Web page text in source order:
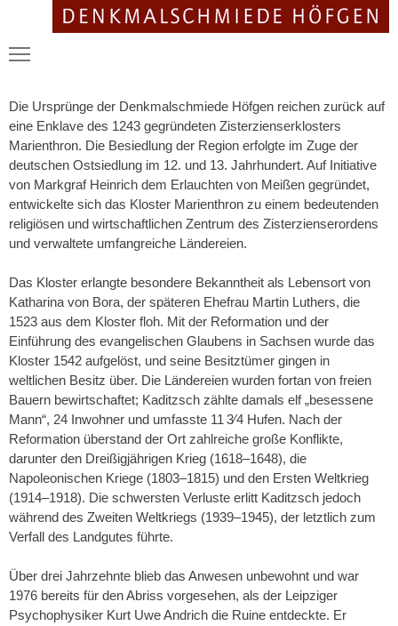
Salve – Schön, dass Sie hier sind...
Event & Bankett
Klausur & Retreat
Kunst & Medienproduktion
Termine | Veranstaltungen
Die Ursprünge der Denkmalschmiede Höfgen reichen zurück auf
eine Enklave des 1243 gegründeten Zisterzienserklosters
Marienthron. Die Besiedlung der Region erfolgte im Zuge der
deutschen Ostsiedlung im 12. und 13. Jahrhundert. Auf Initiative
von Markgraf Heinrich dem Erlauchten von Meißen gegründet,
entwickelte sich das Kloster Marienthron zu einem bedeutenden
religiösen und wirtschaftlichen Zentrum des Zisterzienserordens
und verwaltete umfangreiche Ländereien.
Das Kloster erlangte besondere Bekanntheit als Lebensort von
Katharina von Bora, der späteren Ehefrau Martin Luthers, die
1523 aus dem Kloster floh. Mit der Reformation und der
Einführung des evangelischen Glaubens in Sachsen wurde das
Kloster 1542 aufgelöst, und seine Besitztümer gingen in
weltlichen Besitz über. Die Ländereien wurden fortan von freien
Bauern bewirtschaftet; Kaditzsch zählte damals elf „besessene
Mann“, 24 Inwohner und umfasste 11 3⁄4 Hufen. Nach der
Reformation überstand der Ort zahlreiche große Konflikte,
darunter den Dreißigjährigen Krieg (1618–1648), die
Napoleonischen Kriege (1803–1815) und den Ersten Weltkrieg
(1914–1918). Die schwersten Verluste erlitt Kaditzsch jedoch
während des Zweiten Weltkriegs (1939–1945), der letztlich zum
Verfall des Landgutes führte.
Über drei Jahrzehnte blieb das Anwesen unbewohnt und war
1976 bereits für den Abriss vorgesehen, als der Leipziger
Psychophysiker Kurt Uwe Andrich die Ruine entdeckte. Er